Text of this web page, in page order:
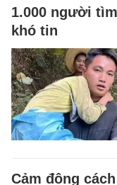
1.000 người
khó tin
Cảm động